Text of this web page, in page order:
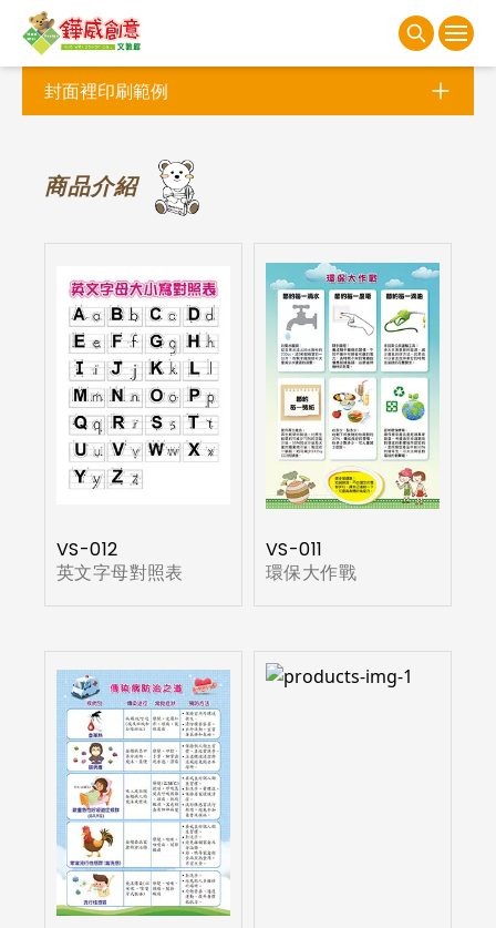
封面裡印刷範例
商品介紹
VS-012
英文字母對照表
VS-011
環保大作戰